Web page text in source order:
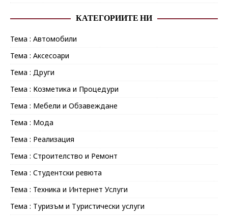
КАТЕГОРИИТЕ НИ
Тема : Автомобили
Тема : Аксесоари
Тема : Други
Тема : Козметика и Процедури
Тема : Мебели и Обзавеждане
Тема : Мода
Тема : Реализация
Тема : Строителство и Ремонт
Тема : Студентски ревюта
Тема : Техника и Интернет Услуги
Тема : Туризъм и Туристически услуги